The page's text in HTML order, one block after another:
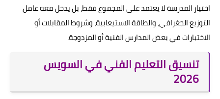
اختيار المدرسة لا يعتمد على المجموع فقط، بل يدخل معه عامل
التوزيع الجغرافي، والطاقة الاستيعابية، وشروط المقابلات أو
الاختبارات في بعض المدارس الفنية أو المزدوجة.
تنسيق التعليم الفني في السويس
2026